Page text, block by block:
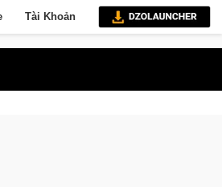
Tài Khoản
và tài phú sẽ về tay kẻ đoạt được Vương